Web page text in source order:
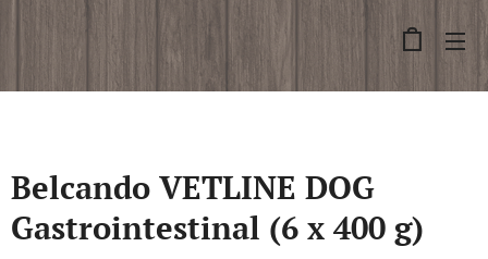
Belcando VETLINE DOG
Gastrointestinal (6 x 400 g)